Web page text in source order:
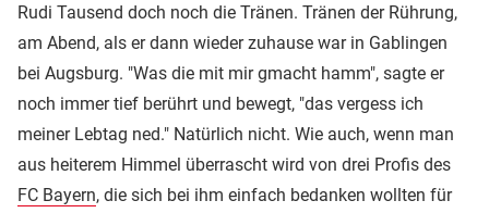
Rudi Tausend doch noch die Tränen. Tränen der Rührung,
am Abend, als er dann wieder zuhause war in Gablingen
bei Augsburg. "Was die mit mir gmacht hamm", sagte er
noch immer tief berührt und bewegt, "das vergess ich
meiner Lebtag ned." Natürlich nicht. Wie auch, wenn man
aus heiterem Himmel überrascht wird von drei Profis des
FC Bayern, die sich bei ihm einfach bedanken wollten für